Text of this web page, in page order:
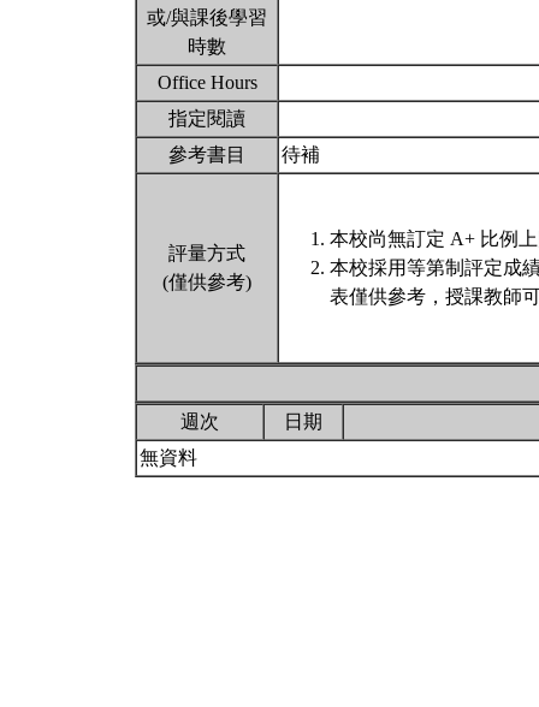
或/與課後學習
時數
Office Hours
指定閱讀
參考書目
待補
評量方式
(僅供參考)
本校尚無訂定 A+ 比例
本校採用等第制評定成
表僅供參考，授課教師
週次
日期
無資料